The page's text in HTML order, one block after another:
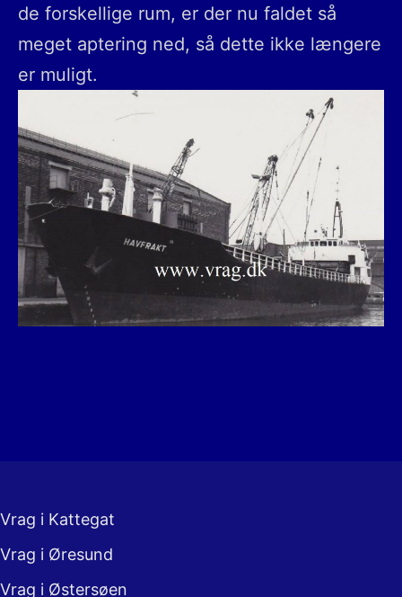
de forskellige rum, er der nu faldet så
meget aptering ned, så dette ikke længere
er muligt.
Vrag i Kattegat
Vrag i Øresund
Vrag i Østersøen